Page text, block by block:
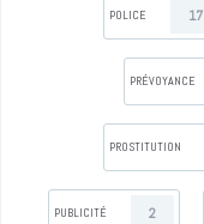
POLICE 17
PRÉVOYANCE
PROSTITUTION
PUBLICITÉ 2